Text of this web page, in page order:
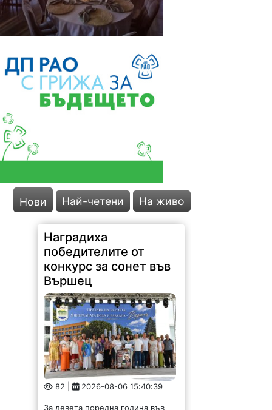
Нови Най-четени На живо
Наградиха
победителите от
конкурс за сонет във
Вършец
82 | 2026-08-06 15:40:39
За девета поредна година във